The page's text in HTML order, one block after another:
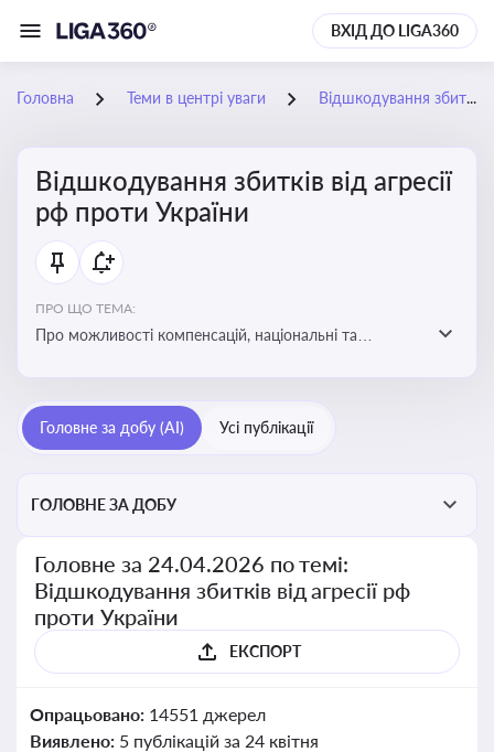
ВХІД ДО LIGA360
Головна Теми в центрі уваги Відшкодування збитків від агресії рф проти України
Відшкодування збитків від агресії
рф проти України
ПРО ЩО ТЕМА:
Про можливості компенсацій, національні та
Головне за добу (AI) Усі публікації
ГОЛОВНЕ ЗА ДОБУ
Головне за 24.04.2026 по темі:
Відшкодування збитків від агресії рф
проти України
ЕКСПОРТ
Опрацьовано: 14551 джерел
Виявлено: 5 публікацій за 24 квітня